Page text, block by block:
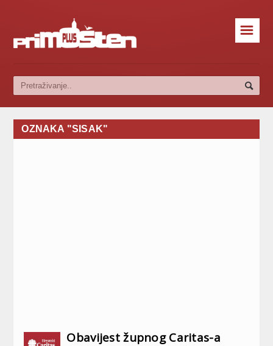
☰
OZNAKA "SISAK"
Obavijest župnog Caritas-a